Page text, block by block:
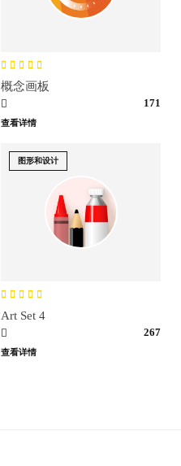
概念画板
171
查看详情
图形和设计
Art Set 4
267
查看详情